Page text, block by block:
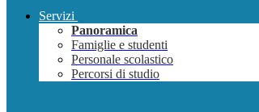
Servizi
Panoramica
Famiglie e studenti
Personale scolastico
Percorsi di studio